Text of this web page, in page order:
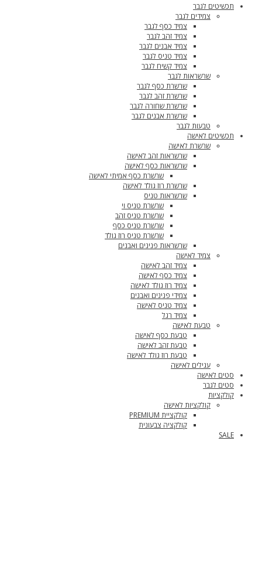
תכשיטים לגבר
צמידים לגבר
צמיד כסף לגבר
צמיד זהב לגבר
צמיד אבנים לגבר
צמיד טניס לגבר
צמיד קשיח לגבר
שרשראות לגבר
שרשרת כסף לגבר
שרשרת זהב לגבר
שרשרת שחורה לגבר
שרשרת אבנים לגבר
טבעות לגבר
תכשיטים לאישה
שרשרת לאישה
שרשראות זהב לאישה
שרשראות כסף לאישה
שרשרת כסף אמיתי לאישה
שרשרת רוז גולד לאישה
שרשראות טניס
שרשרת טניס וי
שרשרת טניס זהב
שרשרת טניס כסף
שרשרת טניס רוז גולד
שרשראות פנינים ואבנים
צמיד לאישה
צמיד זהב לאישה
צמיד כסף לאישה
צמיד רוז גולד לאישה
צמידי פנינים ואבנים
צמיד טניס לאישה
צמיד רגל
טבעת לאישה
טבעת כסף לאישה
טבעת זהב לאישה
טבעת רוז גולד לאישה
עגילים לאישה
סטים לאישה
סטים לגבר
קולקציות
קולקציות לאישה
קולקציית PREMIUM
קולקציה צבעונית
SALE